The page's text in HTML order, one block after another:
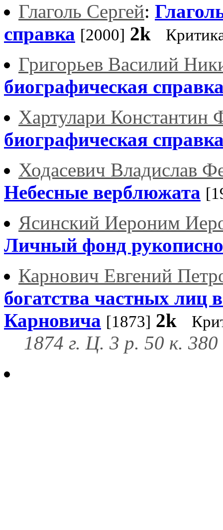
Глаголь Сергей:
справка [2000] 2k
Григорьев Василий
биографическая
Хартулари Константин
биографическая
Ходасевич Владислав
Небесные верблюжата
Ясинский Иероним
Личный фонд
Карнович Евгений
богатства частных лиц
Карновича [1873] 2k
1874 г. Ц. 3 р. 50 к.